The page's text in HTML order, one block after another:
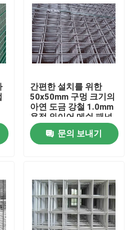
간편한 설치를 위한
50x50mm 구멍 크기의
아연 도금 강철 1.0mm
용접 와이어 메쉬 패널
문의 보내기